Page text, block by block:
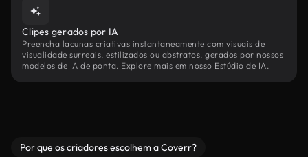
Clipes gerados por IA
Preencha lacunas criativas instantaneamente com visuais de
visualidade surreais, estilizados ou abstratos, gerados por nossos
modelos de IA de ponta. Explore mais em nosso Estúdio de IA.
Por que os criadores escolhem a Coverr?